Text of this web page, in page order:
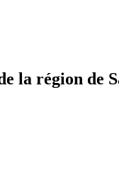
la région de